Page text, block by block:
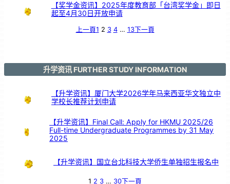
【奖学金资讯】2025年度教育部「台湾奖学金」即日
起至4月30日开放申请
上一頁1 2 3 4 … 13下一頁
升学资讯 FURTHER STUDY INFORMATION
【升学资讯】厦门大学2026学年马来西亚华文独立中
学校长推荐计划申请
【升学资讯】Final Call: Apply for HKMU 2025/26
Full-time Undergraduate Programmes by 31 May
2025
【升学资讯】国立台北科技大学侨生单独招生报名中
1 2 3 … 30下一頁